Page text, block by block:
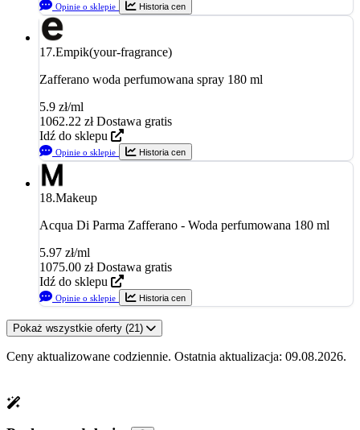
Opinie o sklepie Historia cen
17.Empik(your-fragrance)
Zafferano woda perfumowana spray 180 ml
5.9 zł/ml
1062.22 zł Dostawa gratis
Idź do sklepu
Opinie o sklepie Historia cen
18.Makeup
Acqua Di Parma Zafferano - Woda perfumowana 180 ml
5.97 zł/ml
1075.00 zł Dostawa gratis
Idź do sklepu
Opinie o sklepie Historia cen
Pokaż wszystkie oferty (21)
Ceny aktualizowane codziennie. Ostatnia aktualizacja: 09.08.2026.